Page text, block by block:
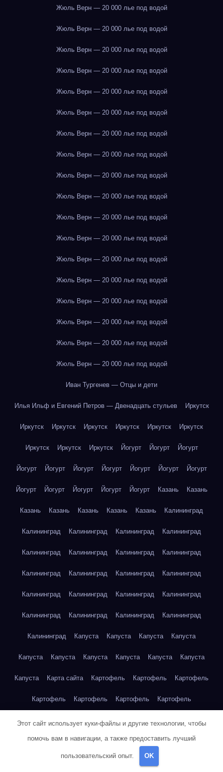
Жюль Верн — 20 000 лье под водой
Жюль Верн — 20 000 лье под водой
Жюль Верн — 20 000 лье под водой
Жюль Верн — 20 000 лье под водой
Жюль Верн — 20 000 лье под водой
Жюль Верн — 20 000 лье под водой
Жюль Верн — 20 000 лье под водой
Жюль Верн — 20 000 лье под водой
Жюль Верн — 20 000 лье под водой
Жюль Верн — 20 000 лье под водой
Жюль Верн — 20 000 лье под водой
Жюль Верн — 20 000 лье под водой
Жюль Верн — 20 000 лье под водой
Жюль Верн — 20 000 лье под водой
Жюль Верн — 20 000 лье под водой
Жюль Верн — 20 000 лье под водой
Жюль Верн — 20 000 лье под водой
Жюль Верн — 20 000 лье под водой
Иван Тургенев — Отцы и дети
Илья Ильф и Евгений Петров — Двенадцать стульев Иркутск
Иркутск Иркутск Иркутск Иркутск Иркутск Иркутск
Иркутск Иркутск Иркутск Йогурт Йогурт Йогурт
Йогурт Йогурт Йогурт Йогурт Йогурт Йогурт Йогурт
Йогурт Йогурт Йогурт Йогурт Йогурт Казань Казань
Казань Казань Казань Казань Казань Калининград
Калининград Калининград Калининград Калининград
Калининград Калининград Калининград Калининград
Калининград Калининград Калининград Калининград
Калининград Калининград Калининград Калининград
Калининград Калининград Калининград Калининград
Калининград Капуста Капуста Капуста Капуста
Капуста Капуста Капуста Капуста Капуста Капуста
Капуста Карта сайта Картофель Картофель Картофель
Картофель Картофель Картофель Картофель
Картофель Картофель
Картофель Картофель Картофель Картофель Кейптаун
Этот сайт использует куки-файлы и другие технологии, чтобы
помочь вам в навигации, а также предоставить лучший
пользовательский опыт. OK